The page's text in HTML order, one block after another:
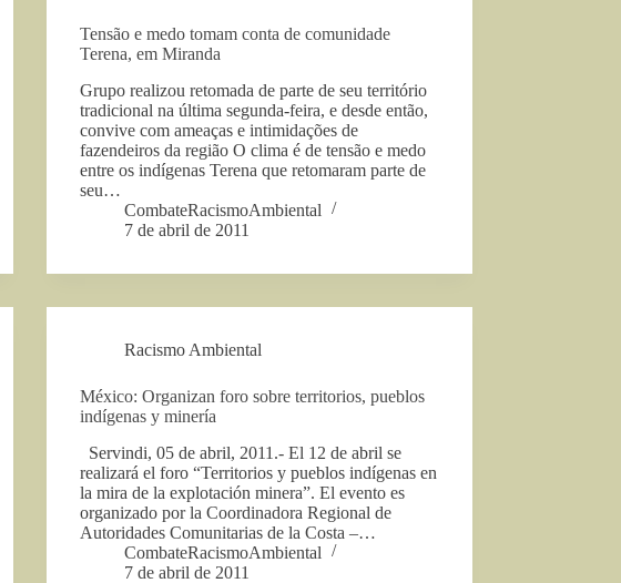
Tensão e medo tomam conta de comunidade
Terena, em Miranda
Grupo realizou retomada de parte de seu território
tradicional na última segunda-feira, e desde então,
convive com ameaças e intimidações de
fazendeiros da região O clima é de tensão e medo
entre os indígenas Terena que retomaram parte de
seu…
CombateRacismoAmbiental
7 de abril de 2011
Racismo Ambiental
México: Organizan foro sobre territorios, pueblos
indígenas y minería
Servindi, 05 de abril, 2011.- El 12 de abril se
realizará el foro “Territorios y pueblos indígenas en
la mira de la explotación minera”. El evento es
organizado por la Coordinadora Regional de
Autoridades Comunitarias de la Costa –…
CombateRacismoAmbiental
7 de abril de 2011